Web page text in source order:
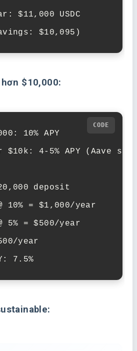
$11,000 USDC
$10,095)
$10,000:
10% APY
$10k: 4-5% APY (Aave
deposit
10% = $1,000/year
5% = $500/year
year
7.5%